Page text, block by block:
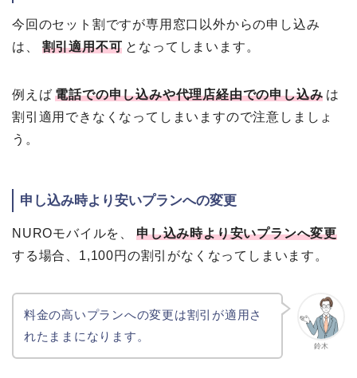
今回のセット割ですが専用窓口以外からの申し込み
は、
割引適用不可 となってしまいます。
例えば 電話での申し込みや代理店経由での申し込み は
割引適用できなくなってしまいますので注意しましょ
う。
申し込み時より安いプランへの変更
NUROモバイルを、
申し込み時より安いプランへ変更
する場合、1,100円の割引がなくなってしまいます。
鈴木
料金の高いプランへの変更は割引が適用さ
れたままになります。